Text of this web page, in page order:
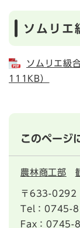
ソムリエ
ソムリエ級
111KB）
このページ
農林商工部
〒633-0292
Tel：0745-
Fax：0745-